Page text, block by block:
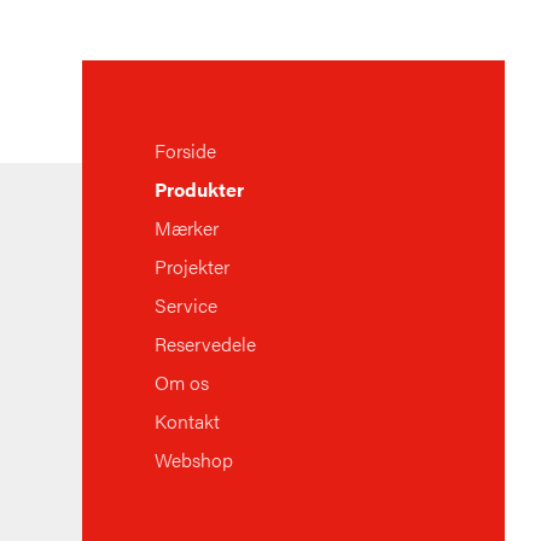
Forside
Produkter
Mærker
Projekter
Service
Reservedele
Om os
Kontakt
Webshop